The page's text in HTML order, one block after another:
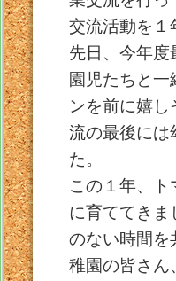
交流活動を１
先日、今年度
園児たちと
ンを前に嬉
流の最後には
た。
この１年、
に育ててきま
のない時間を
稚園の皆さん